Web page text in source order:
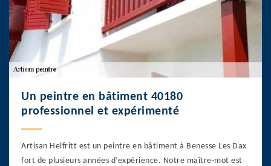
Un peintre en bâtiment 40180
professionnel et expérimenté
Artisan Helfritt est un peintre en bâtiment à Benesse Les Dax
fort de plusieurs années d’expérience. Notre maître-mot est